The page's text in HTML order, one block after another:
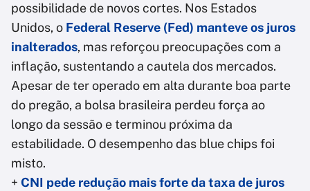
possibilidade de novos cortes. Nos Estados
Unidos, o Federal Reserve (Fed) manteve os juros
inalterados, mas reforçou preocupações com a
inflação, sustentando a cautela dos mercados.
Apesar de ter operado em alta durante boa parte
do pregão, a bolsa brasileira perdeu força ao
longo da sessão e terminou próxima da
estabilidade. O desempenho das blue chips foi
misto.
+ CNI pede redução mais forte da taxa de juros